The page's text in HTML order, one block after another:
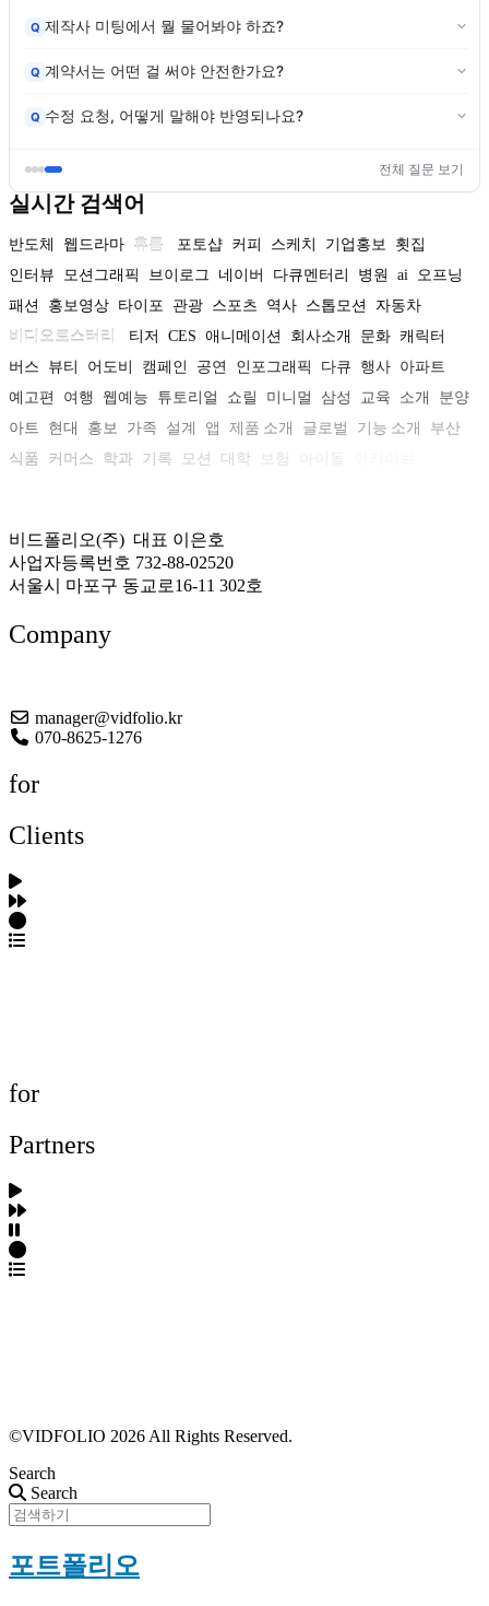
Q 제작사 미팅에서 뭘 물어봐야 하죠?
Q 계약서는 어떤 걸 써야 안전한가요?
Q 수정 요청, 어떻게 말해야 반영되나요?
전체 질문 보기
실시간 검색어
반도체 웹드라마 휴롬 포토샵 커피 스케치 기업홍보
횟집
인터뷰
모션그래픽 브이로그 네이버 다큐멘터리 병원 ai 오프닝
패션
홍보영상 타이포 관광 스포츠 역사 스톱모션
자동차
비디오로스터리
티저 CES 애니메이션 회사소개 문화 캐릭터
버스
뷰티 어도비 캠페인 공연 인포그래픽 다큐 행사 아파트
예고편
여행 웹예능 튜토리얼 쇼릴 미니멀 삼성 교육 소개
분양
아트
현대 홍보 가족 설계 앱 제품 소개 글로벌 기능 소개
부산
식품
커머스 학과 기록 모션 대학 보험
비드폴리오(주) 대표 이은호
사업자등록번호 732-88-02520
서울시 마포구 동교로16-11 302호
Company
manager@vidfolio.kr
070-8625-1276
for
Clients
for
Partners
©VIDFOLIO 2026 All Rights Reserved.
Search
Search
포트폴리오